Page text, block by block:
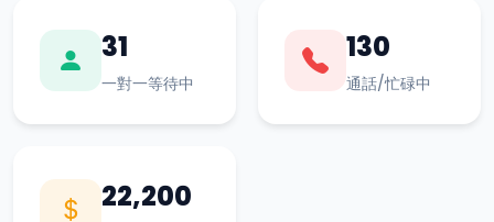
31
一對一等待中
130
通話/忙碌中
22,200